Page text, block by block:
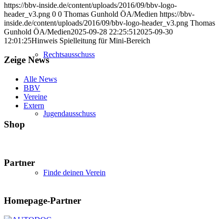
Rechtsausschuss
Jugendausschuss
Finde deinen Verein
https://bbv-inside.de/content/uploads/2016/09/bbv-logo-
header_v3.png 0 0 Thomas Gunhold ÖA/Medien https://bbv-
inside.de/content/uploads/2016/09/bbv-logo-header_v3.png Thomas
Gunhold ÖA/Medien2025-09-28 22:25:51 2025-09-30
12:01:25Hinweis Spielleitung für Mini-Bereich
Zeige News
Alle News
BBV
Vereine
Extern
Shop
Partner
Homepage-Partner